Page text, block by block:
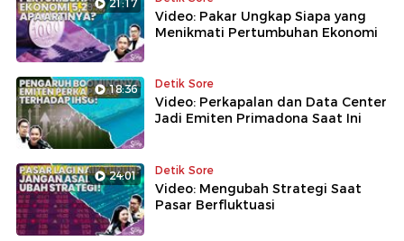
21:17
Video: Pakar Ungkap Siapa yang
Menikmati Pertumbuhan Ekonomi
18:36 Detik Sore
Video: Perkapalan dan Data Center
Jadi Emiten Primadona Saat Ini
24:01 Detik Sore
Video: Mengubah Strategi Saat
Pasar Berfluktuasi